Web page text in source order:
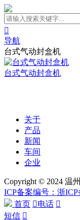

导航
台式气动封盒机
台式气动封盒机
关于
产品
新闻
车间
企业
Copyright © 2024 温
ICP备案编号：浙ICP
首页 电话 
短信 